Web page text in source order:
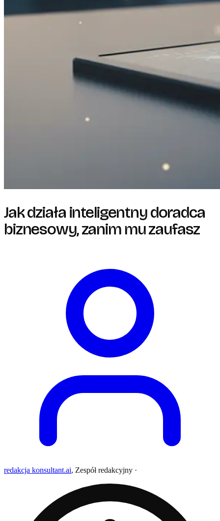
Jak działa inteligentny doradca
biznesowy, zanim mu zaufasz
redakcja konsultant.ai, Zespół redakcyjny ·